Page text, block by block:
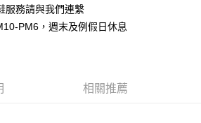
欲退款等相關疑問，請聯繫「AFTEE先享後付
司。
，請瀏覽以下網址：
含以上)免運費
服務請與我們連繫
PM6，週末及例假日休息
相關推薦